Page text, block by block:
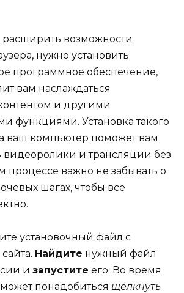
расширить возможности
нужно установить
программное обеспечение,
вам наслаждаться
и другими
функциями. Установка такого
ваш компьютер поможет вам
видеоролики и трансляции без
процессе важно не забывать о
шагах, чтобы все
установочный файл с
Найдите нужный файл
и запустите его. Во время
понадобиться щелкнуть